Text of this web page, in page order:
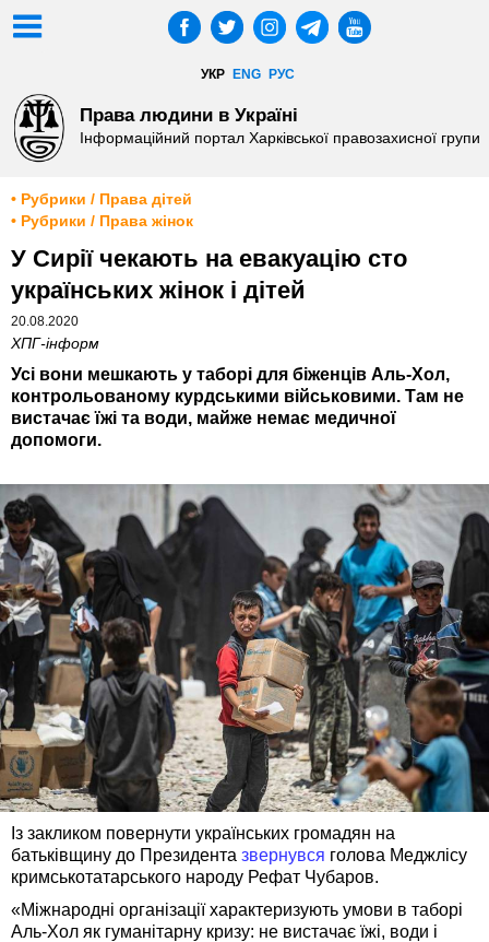
УКР ENG РУС
Права людини в Україні
Інформаційний портал Харківської правозахисної групи
• Рубрики / Права дітей
• Рубрики / Права жінок
У Сирії чекають на евакуацію сто
українських жінок і дітей
20.08.2020
ХПГ-інформ
Усі вони мешкають у таборі для біженців Аль-Хол,
контрольованому курдськими військовими. Там не
вистачає їжі та води, майже немає медичної
допомоги.
Із закликом повернути українських громадян на
батьківщину до Президента звернувся голова Меджлісу
кримськотатарського народу Рефат Чубаров.
«Міжнародні організації характеризують умови в таборі
Аль-Хол як гуманітарну кризу: не вистачає їжі, води і